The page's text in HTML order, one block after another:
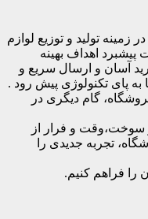
از 25سال تجربه در زمینه تولید و توزیع لوازم
پیشبرد اهداف بهینه
آسان و ارسال سریع و
پای تکنولوژی پیش رود .
گام دیگری در
سوخت،وقت و فرار از
تجربه جدیدی را
را فراهم کنیم.